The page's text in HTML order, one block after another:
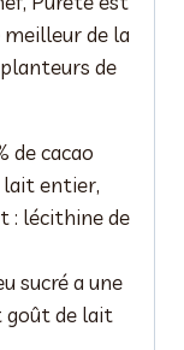
de la
de
de cacao
lait entier,
: lécithine de
sucré a une
goût de lait